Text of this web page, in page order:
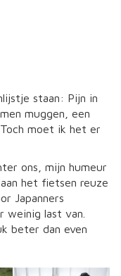
staan: Pijn in
muggen, een
moet ik het er
ons, mijn humeur
het fietsen reuze
Japanners
weinig last van.
beter dan even